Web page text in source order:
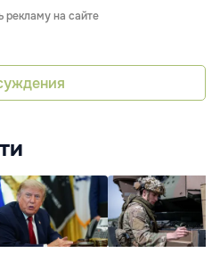
рекламу на сайте